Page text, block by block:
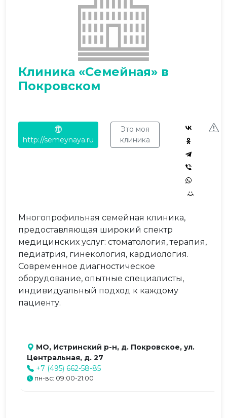
Клиника «Семейная» в
Покровском
http://semeynaya.ru
Это моя
клиника
Многопрофильная семейная клиника,
предоставляющая широкий спектр
медицинских услуг: стоматология, терапия,
педиатрия, гинекология, кардиология.
Современное диагностическое
оборудование, опытные специалисты,
индивидуальный подход к каждому
пациенту.
МО, Истринский р-н, д. Покровское, ул.
Центральная, д. 27
+7 (495) 662-58-85
пн-вс: 09:00-21:00